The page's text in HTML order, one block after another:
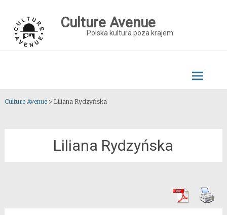
content
Culture Avenue
Polska kultura poza krajem
Culture Avenue> Liliana Rydzyńska
Liliana Rydzyńska